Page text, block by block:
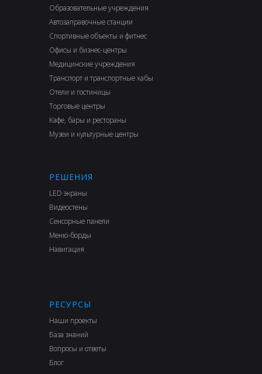
Образовательные учреждения
Автозаправочные станции
Спортивные объекты и фитнес
Офисы и бизнес-центры
Медицинские учреждения
Транспорт и транспортные хабы
Отели и гостиницы
Торговые центры
Кафе, бары и рестораны
Музеи и культурные центры
РЕШЕНИЯ
LED экраны
Видеостены
Сенсорные панели
Меню-борды
Навигация
РЕСУРСЫ
Наши проекты
База знаний
Вопросы и ответы
Блог